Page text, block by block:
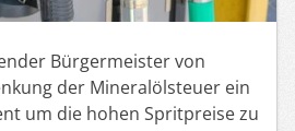
Bürgermeister von
der Mineralölsteuer ein
um die hohen Spritpreise zu